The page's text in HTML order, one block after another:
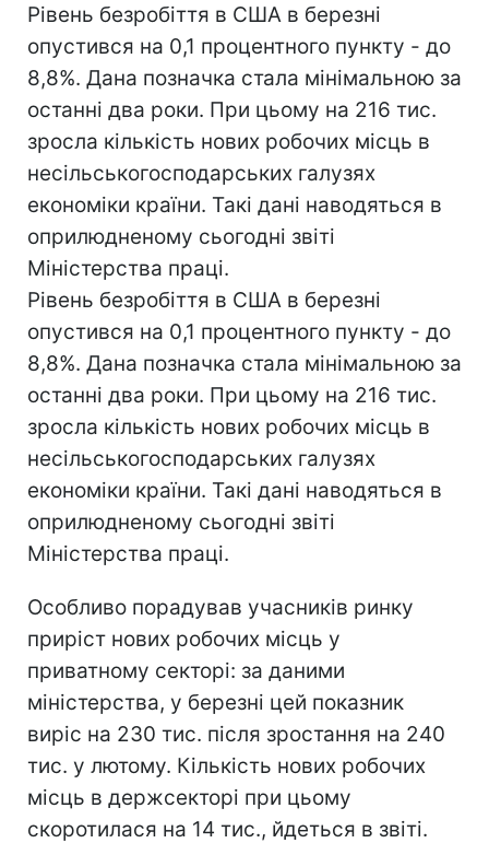
Рівень безробіття в США в березні
опустився на 0,1 процентного пункту - до
8,8%. Дана позначка стала мінімальною за
останні два роки. При цьому на 216 тис.
зросла кількість нових робочих місць в
несільськогосподарських галузях
економіки країни. Такі дані наводяться в
оприлюдненому сьогодні звіті
Міністерства праці.
Рівень безробіття в США в березні
опустився на 0,1 процентного пункту - до
8,8%. Дана позначка стала мінімальною за
останні два роки. При цьому на 216 тис.
зросла кількість нових робочих місць в
несільськогосподарських галузях
економіки країни. Такі дані наводяться в
оприлюдненому сьогодні звіті
Міністерства праці.
Особливо порадував учасників ринку
приріст нових робочих місць у
приватному секторі: за даними
міністерства, у березні цей показник
виріс на 230 тис. після зростання на 240
тис. у лютому. Кількість нових робочих
місць в держсекторі при цьому
скоротилася на 14 тис., йдеться в звіті.